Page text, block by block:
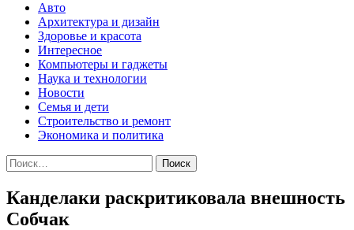
Авто
Архитектура и дизайн
Здоровье и красота
Интересное
Компьютеры и гаджеты
Наука и технологии
Новости
Семья и дети
Строительство и ремонт
Экономика и политика
Найти:
Канделаки раскритиковала внешность
Собчак